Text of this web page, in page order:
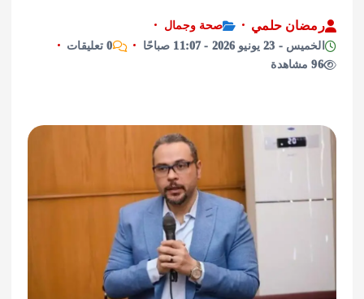
حلمي
صحة وجمال
2026 - 11:07 صباحًا
0 تعليقات